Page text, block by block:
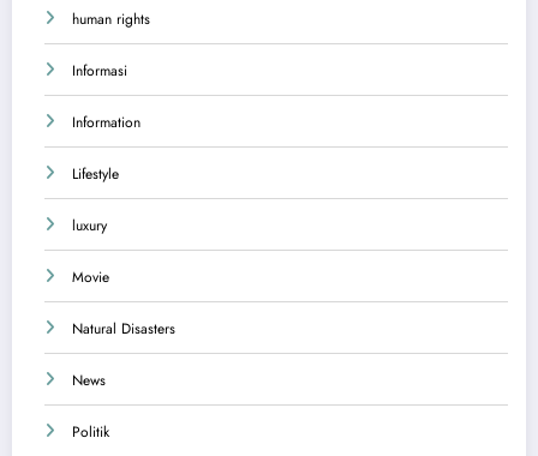
human rights
Informasi
Information
Lifestyle
luxury
Movie
Natural Disasters
News
Politik